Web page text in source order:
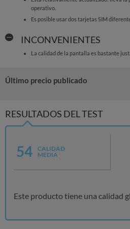
operativo.
Es posible usar dos tarjetas SIM
INCONVENIENTES
La calidad de la pantalla es bastante
Último precio publicado
RESULTADOS DEL TEST
54
CALIDAD
MEDIA
Este producto tiene una calidad